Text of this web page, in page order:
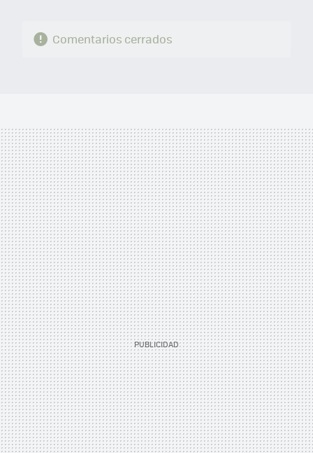
Comentarios cerrados